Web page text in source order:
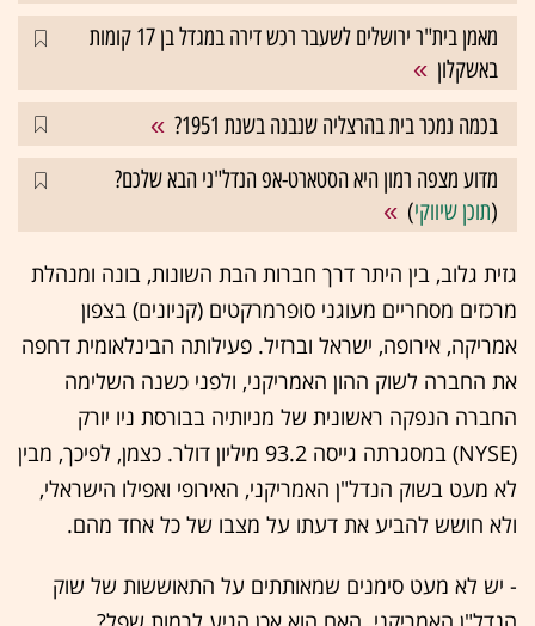
מאמן בית"ר ירושלים לשעבר רכש דירה במגדל בן 17 קומות
באשקלון
בכמה נמכר בית בהרצליה שנבנה בשנת 1951?
מדוע מצפה רמון היא הסטארט-אפ הנדל"ני הבא שלכם?
(תוכן שיווקי)
גזית גלוב, בין היתר דרך חברות הבת השונות, בונה ומנהלת
מרכזים מסחריים מעוגני סופרמרקטים (קניונים) בצפון
אמריקה, אירופה, ישראל וברזיל. פעילותה הבינלאומית דחפה
את החברה לשוק ההון האמריקני, ולפני כשנה השלימה
החברה הנפקה ראשונית של מניותיה בבורסת ניו יורק
(NYSE) במסגרתה גייסה 93.2 מיליון דולר. כצמן, לפיכך, מבין
לא מעט בשוק הנדל"ן האמריקני, האירופי ואפילו הישראלי,
ולא חושש להביע את דעתו על מצבו של כל אחד מהם.
- יש לא מעט סימנים שמאותתים על התאוששות של שוק